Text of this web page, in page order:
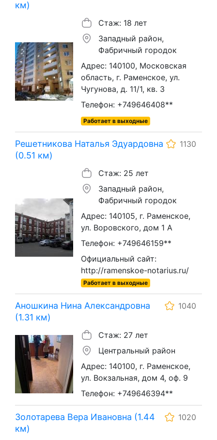
км)
Стаж: 18 лет
Западный район,
Фабричный городок
Адрес: 140100, Московская
область, г. Раменское, ул.
Чугунова, д. 11/1, кв. 3
Телефон: +749646408**
Работает в выходные
Решетникова Наталья Эдуардовна
(0.51 км)
1130
Стаж: 25 лет
Западный район,
Фабричный городок
Адрес: 140105, г. Раменское,
ул. Воровского, дом 1 А
Телефон: +749646159**
Официальный сайт:
http://ramenskoe-notarius.ru/
Работает в выходные
Аношкина Нина Александровна
(1.31 км)
1040
Стаж: 27 лет
Центральный район
Адрес: 140100, г. Раменское,
ул. Вокзальная, дом 4, оф. 9
Телефон: +749646394**
Золотарева Вера Ивановна (1.44
км)
1020